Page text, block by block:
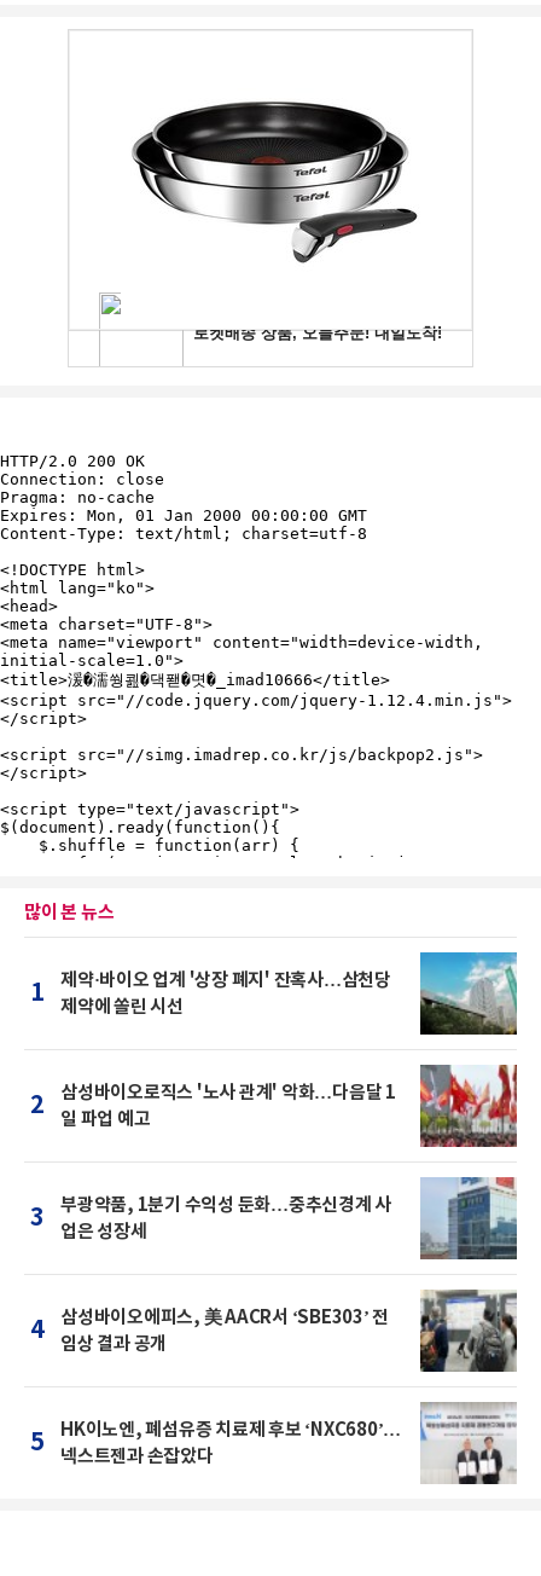
많이 본 뉴스
1
제약·바이오 업계 '상장 폐지' 잔혹사…삼천당
제약에 쏠린 시선
2
삼성바이오로직스 '노사 관계' 악화…다음달 1
일 파업 예고
3
부광약품, 1분기 수익성 둔화…중추신경계 사
업은 성장세
4
삼성바이오에피스, 美 AACR서 ‘SBE303’ 전
임상 결과 공개
5
HK이노엔, 폐섬유증 치료제 후보 ‘NXC680’…
넥스트젠과 손잡았다